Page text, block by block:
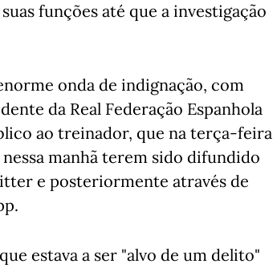
funções até que a investigação
onda de indignação, com
da Real Federação Espanhola
ao treinador, que na terça-feira
manhã terem sido difundido
e posteriormente através de
estava a ser "alvo de um delito"